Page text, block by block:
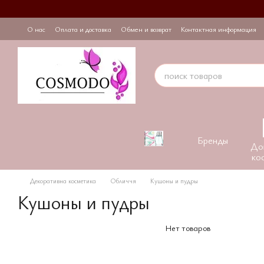
О нас Оплата и доставка Обмен и возврат Контактная информация
Бренды
Декоративна косметика Обличчя Кушоны и пудры
Кушоны и пудры
Нет товаров